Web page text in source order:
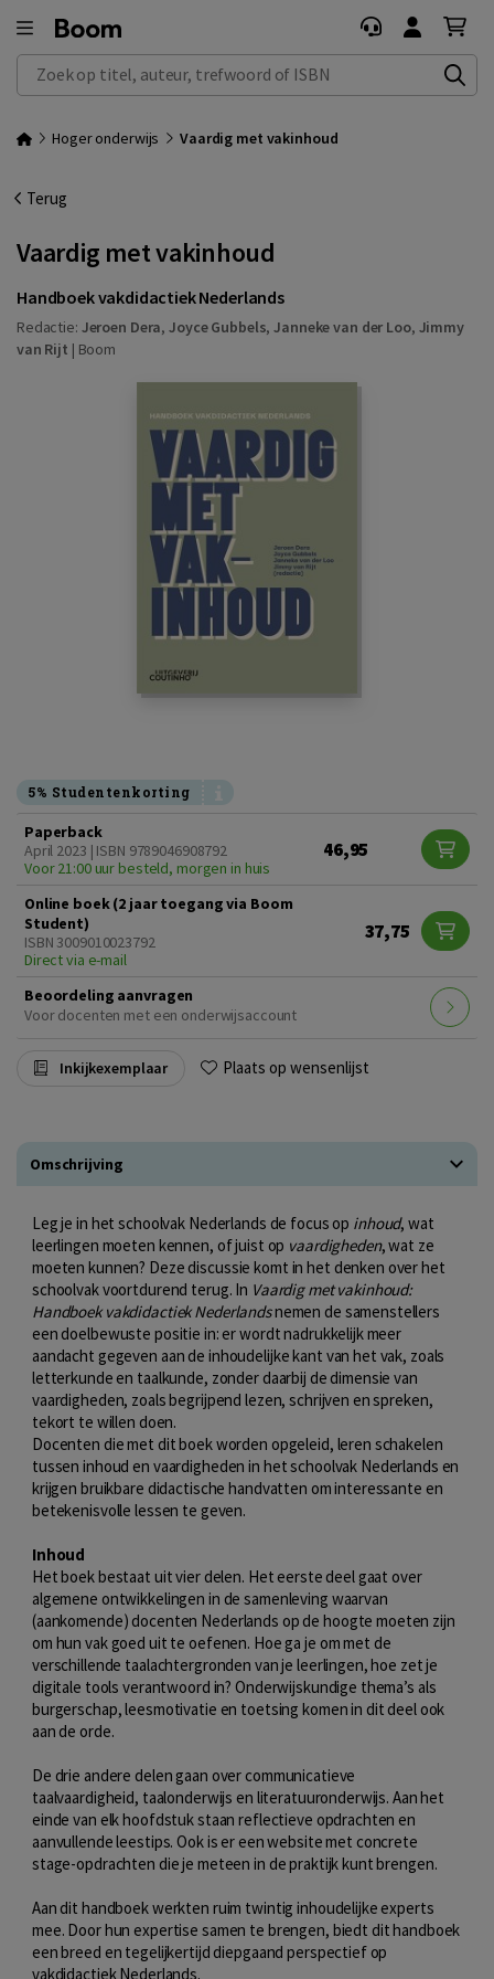
Zoek op titel, auteur, trefwoord of ISBN
Hoger onderwijs Vaardig met vakinhoud
Terug
Vaardig met vakinhoud
Handboek vakdidactiek Nederlands
Redactie: Jeroen Dera,Joyce Gubbels,Janneke van der Loo, Jimmy
van Rijt | Boom
5% Studentenkorting
Paperback
April 2023 | ISBN 9789046908792
Voor 21:00 uur besteld, morgen in huis
46,95
Online boek (2 jaar toegang via Boom
Student)
ISBN 3009010023792
Direct via e-mail
37,75
Beoordeling aanvragen
Voor docenten met een onderwijsaccount
Inkijkexemplaar Plaats op wensenlijst
Omschrijving
Leg je in het schoolvak Nederlands de focus op inhoud, wat
leerlingen moeten kennen, of juist op vaardigheden, wat ze
moeten kunnen? Deze discussie komt in het denken over het
schoolvak voortdurend terug. In Vaardig met vakinhoud:
Handboek vakdidactiek Nederlandsnemen de samenstellers
een doelbewuste positie in: er wordt nadrukkelijk meer
aandacht gegeven aan de inhoudelijke kant van het vak, zoals
letterkunde en taalkunde, zonder daarbij de dimensie van
vaardigheden, zoals begrijpend lezen, schrijven en spreken,
tekort te willen doen.
Docenten die met dit boek worden opgeleid, leren schakelen
tussen inhoud en vaardigheden in het schoolvak Nederlands en
krijgen bruikbare didactische handvatten om interessante en
betekenisvolle lessen te geven.
Inhoud
Het boek bestaat uit vier delen. Het eerste deel gaat over
algemene ontwikkelingen in de samenleving waarvan
(aankomende) docenten Nederlands op de hoogte moeten zijn
om hun vak goed uit te oefenen. Hoe ga je om met de
verschillende taalachtergronden van je leerlingen, hoe zet je
digitale tools verantwoord in? Onderwijskundige thema’s als
burgerschap, leesmotivatie en toetsing komen in dit deel ook
aan de orde.
De drie andere delen gaan over communicatieve
taalvaardigheid, taalonderwijs en literatuuronderwijs. Aan het
einde van elk hoofdstuk staan reflectieve opdrachten en
aanvullende leestips. Ook is er een website met concrete
stage-opdrachten die je meteen in de praktijk kunt brengen.
Aan dit handboek werkten ruim twintig inhoudelijke experts
mee. Door hun expertise samen te brengen, biedt dit handboek
een breed en tegelijkertijd diepgaand perspectief op
vakdidactiek Nederlands.